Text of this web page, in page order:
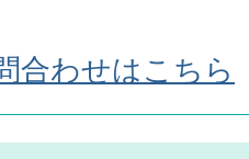
合わせはこちら